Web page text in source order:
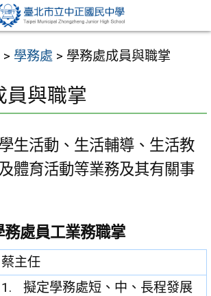
> 學務處 > 學務處成員與職掌
員與職掌
生活動、生活輔導、生活教
體育活動等業務及其有關事
務處員工業務職掌
蔡主任
擬定學務處短、中、長程發展